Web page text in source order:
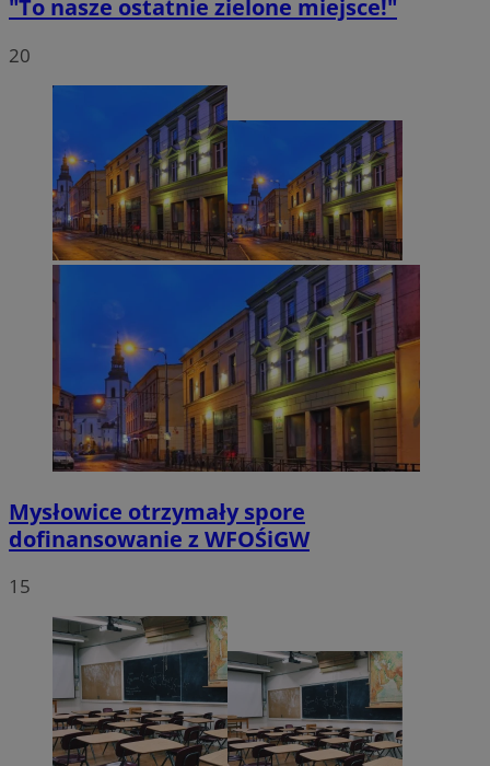
"To nasze ostatnie zielone miejsce!"
20
Mysłowice otrzymały spore
dofinansowanie z WFOŚiGW
15